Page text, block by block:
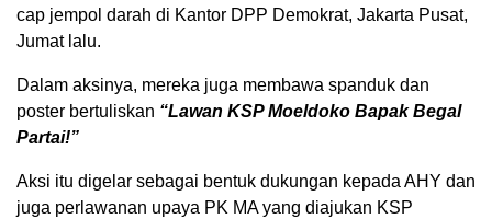
cap jempol darah di Kantor DPP Demokrat, Jakarta Pusat,
Jumat lalu.
Dalam aksinya, mereka juga membawa spanduk dan
poster bertuliskan “Lawan KSP Moeldoko Bapak Begal
Partai!”
Aksi itu digelar sebagai bentuk dukungan kepada AHY dan
juga perlawanan upaya PK MA yang diajukan KSP